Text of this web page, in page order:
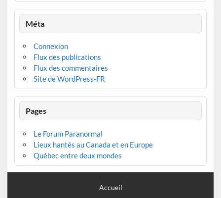
Méta
Connexion
Flux des publications
Flux des commentaires
Site de WordPress-FR
Pages
Le Forum Paranormal
Lieux hantés au Canada et en Europe
Québec entre deux mondes
Accueil